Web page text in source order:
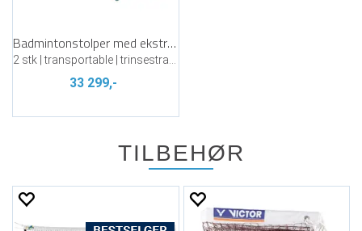
Badmintonstolper med ekstra vekt
33 299,-
TILBEHØR